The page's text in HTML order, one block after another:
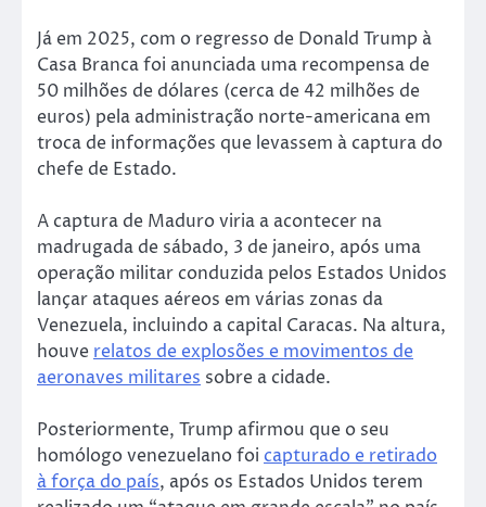
Já em 2025, com o regresso de Donald Trump à
Casa Branca foi anunciada uma recompensa de
50 milhões de dólares (cerca de 42 milhões de
euros) pela administração norte-americana em
troca de informações que levassem à captura do
chefe de Estado.
A captura de Maduro viria a acontecer na
madrugada de sábado, 3 de janeiro, após uma
operação militar conduzida pelos Estados Unidos
lançar ataques aéreos em várias zonas da
Venezuela, incluindo a capital Caracas. Na altura,
houve relatos de explosões e movimentos de
aeronaves militares sobre a cidade.
Posteriormente, Trump afirmou que o seu
homólogo venezuelano foi capturado e retirado
à força do país, após os Estados Unidos terem